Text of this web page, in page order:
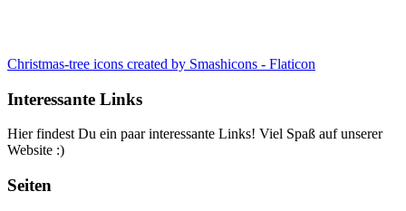
Christmas-tree icons created by Smashicons - Flaticon
Interessante Links
Hier findest Du ein paar interessante Links! Viel Spaß auf unserer
Website :)
Seiten